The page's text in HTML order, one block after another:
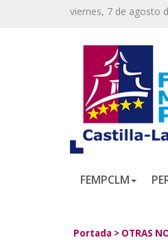
viernes, 7 de agosto
FEMPCLM
Portada > OTRAS